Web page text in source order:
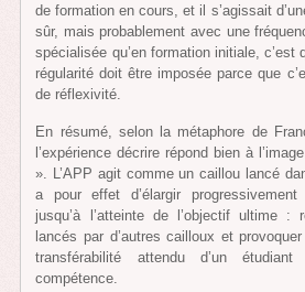
de formation en cours, et il s’agissait
sûr, mais probablement avec une
spécialisée qu’en formation initiale, c’est
régularité doit être imposée parce que
de réflexivité.
En résumé, selon la métaphore de
l’expérience décrire répond bien à
». L’APP agit comme un caillou lancé
a pour effet d’élargir
jusqu’à l’atteinte de l’objectif ultime :
lancés par d’autres cailloux et
transférabilité attendu d’un
compétence.